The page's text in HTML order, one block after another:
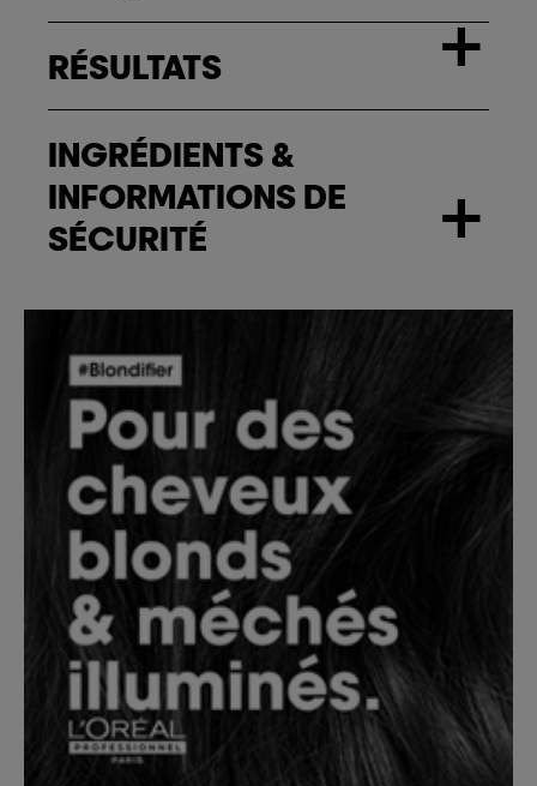
RÉSULTATS +
INGRÉDIENTS &
INFORMATIONS DE
SÉCURITÉ
+